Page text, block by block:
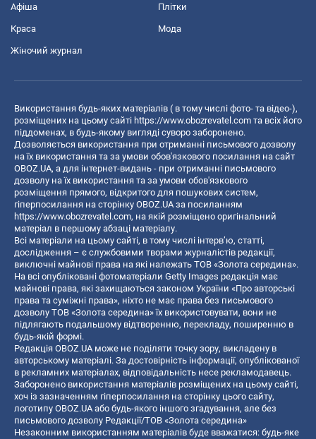
Афіша Плітки
Краса Мода
Жіночий журнал
Використання будь-яких матеріалів ( в тому числі фото- та відео-),
розміщених на цьому сайті https://www.obozrevatel.com та всіх його
піддоменах, в будь-якому вигляді суворо заборонено.
Дозволяється використання при отриманні письмового дозволу
на їх використання та за умови обов'язкового посилання на сайт
OBOZ.UA, а для інтернет-видань - при отриманні письмового
дозволу на їх використання та за умови обов'язкового
розміщення прямого, відкритого для пошукових систем,
гіперпосилання на сторінку OBOZ.UA за посиланням
https://www.obozrevatel.com, на якій розміщено оригінальний
матеріал в першому абзаці матеріалу.
Всі матеріали на цьому сайті, в тому числі інтерв’ю, статті,
дослідження – є службовими творами журналістів редакції,
виключні майнові права на які належать ТОВ «Золота середина».
На всі опубліковані фотоматеріали Getty Images редакція має
майнові права, які захищаються законом України «Про авторські
права та суміжні права», ніхто не має права без письмового
дозволу ТОВ «Золота середина» їх використовувати, вони не
підлягають подальшому відтворенню, перекладу, поширенню в
будь-якій формі.
Редакція OBOZ.UA може не поділяти точку зору, викладену в
авторському матеріалі. За достовірність інформації, опублікованої
в рекламних матеріалах, відповідальність несе рекламодавець.
Заборонено використання матеріалів розміщених на цьому сайті,
хоч із зазначенням гіперпосилання на сторінку цього сайту,
логотипу OBOZ.UA або будь-якого іншого згадування, але без
письмового дозволу Редакції/ТОВ «Золота середина»
Незаконним використанням матеріалів буде вважатися: будь-яке